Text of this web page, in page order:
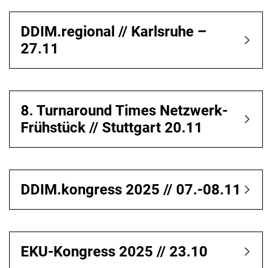
DDIM.regional // Karlsruhe –
27.11
8. Turnaround Times Netzwerk-
Frühstück // Stuttgart 20.11
DDIM.kongress 2025 // 07.-08.11
EKU-Kongress 2025 // 23.10